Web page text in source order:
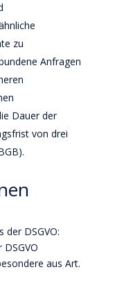
zu
Anfragen
Dauer der
von drei
der DSGVO:
aus Art.